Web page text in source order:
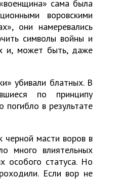
сама была
воровскими
они намеревались
символы войны и
и, может быть, даже
убивали блатных. В
по принципу
погибло в результате
черной масти воров в
много влиятельных
особого статуса. Но
Если вор не